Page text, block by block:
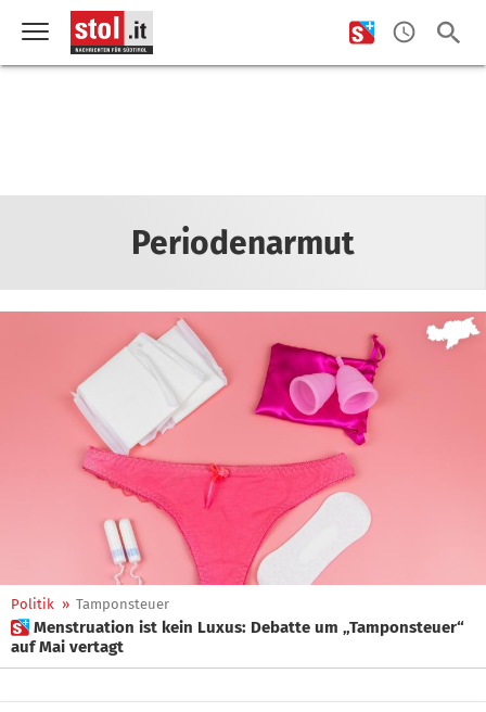
Periodenarmut
Politik » Tamponsteuer
 Menstruation ist kein Luxus: Debatte um „Tamponsteuer“
auf Mai vertagt